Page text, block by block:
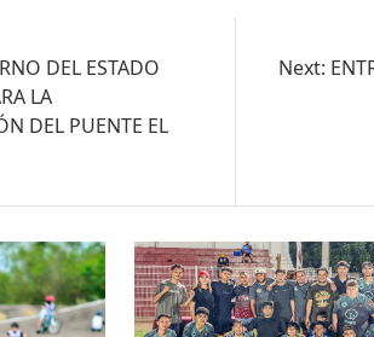
DEL ESTADO
LA
DEL PUENTE EL
Next: